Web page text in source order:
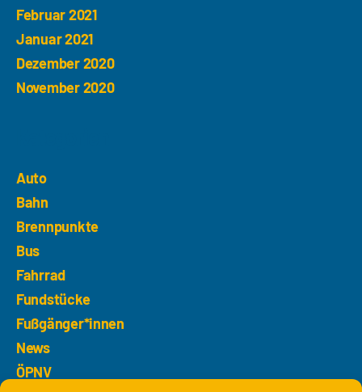
Februar 2021
Januar 2021
Dezember 2020
November 2020
Auto
Bahn
Brennpunkte
Bus
Fahrrad
Fundstücke
Fußgänger*innen
News
ÖPNV